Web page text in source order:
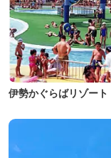
伊勢かぐらばリゾー